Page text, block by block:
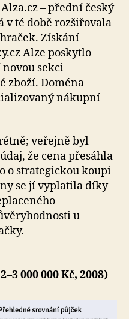
– přední český
v té době rozšiřovala
Získání
Alze poskytlo
sekci
zboží. Doména
nákupní
veřejně byl
že cena přesáhla
o strategickou koupi
se jí vyplatila díky
u
000 000 Kč, 2008)